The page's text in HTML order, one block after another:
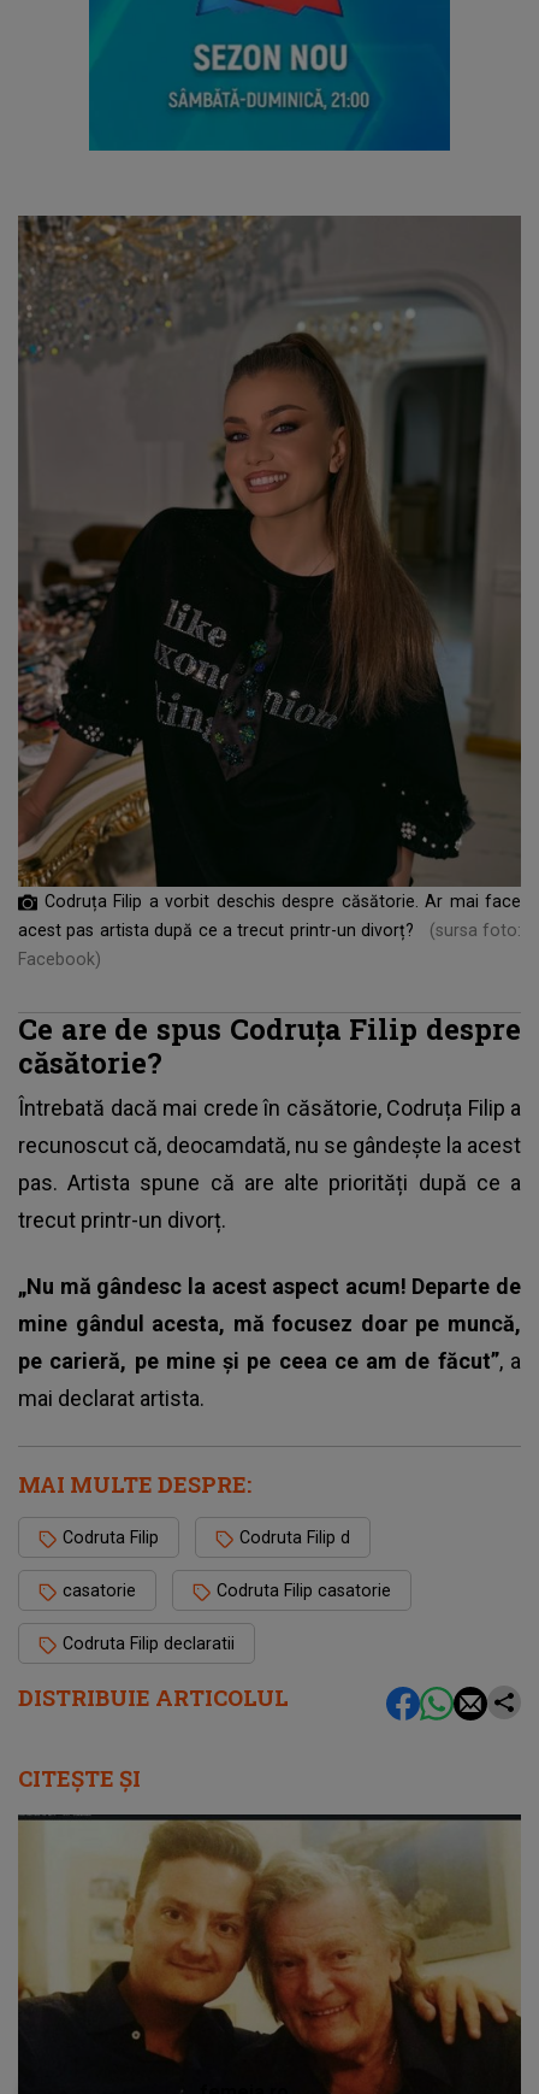
DISTRIBUIE ARTICOLUL
Codruța Filip a vorbit deschis despre căsătorie. Ar mai face
acest pas artista după ce a trecut printr-un divorț?
(sursa foto:
Facebook)
Ce are de spus Codruța Filip despre
căsătorie?
Întrebată dacă mai crede în căsătorie, Codruța Filip a
recunoscut că, deocamdată, nu se gândește la acest
pas. Artista spune că are alte priorități după ce a
trecut printr-un divorț.
„Nu mă gândesc la acest aspect acum! Departe de
mine gândul acesta, mă focusez doar pe muncă,
pe carieră, pe mine și pe ceea ce am de făcut”, a
mai declarat artista.
MAI MULTE DESPRE:
Codruta Filip Codruta Filip d
casatorie Codruta Filip casatorie
Codruta Filip declaratii
CITEȘTE ȘI